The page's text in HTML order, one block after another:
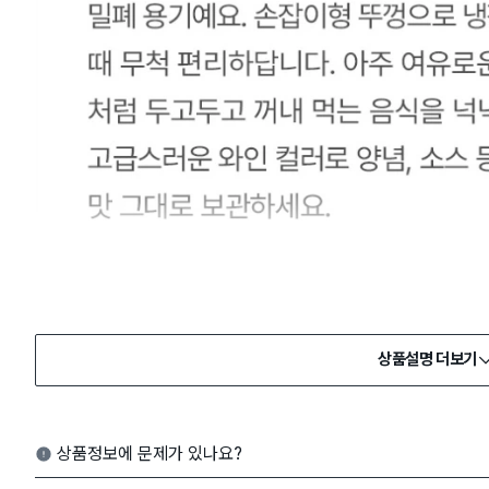
상품설명 더보기
상품정보에 문제가 있나요?